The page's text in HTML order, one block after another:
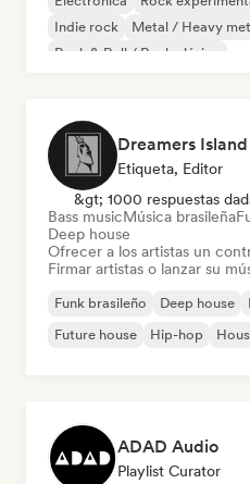
Indie rock
Metal / Heavy
Rock & Roll / Rock clásico
Dreamers
Etiqueta, Editor
&gt; 1000 respuestas
Bass musicMúsica brasileña
Deep house
Ofrecer a los artistas un
Firmar artistas o lanzar su
Funk brasileño Deep house
Future house
Hip-hop
ADAD Audio
Playlist Curator